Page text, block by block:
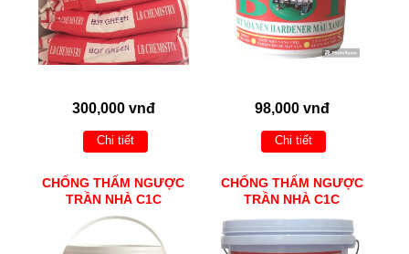
300,000 vnđ
Chi tiết
98,000 vnđ
Chi tiết
CHỐNG THẤM NGƯỢC
TRẦN NHÀ C1C
CHỐNG THẤM NGƯỢC
TRẦN NHÀ C1C